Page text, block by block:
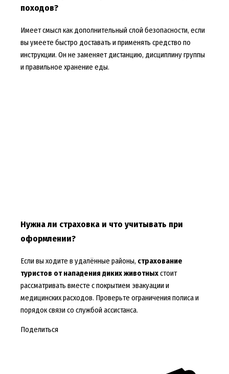
походов?
Имеет смысл как дополнительный слой безопасности, если
вы умеете быстро доставать и применять средство по
инструкции. Он не заменяет дистанцию, дисциплину группы
и правильное хранение еды.
Нужна ли страховка и что учитывать при
оформлении?
Если вы ходите в удалённые районы, страхование
туристов от нападения диких животныхстоит
рассматривать вместе с покрытием эвакуации и
медицинских расходов. Проверьте ограничения полиса и
порядок связи со службой ассистанса.
Поделиться